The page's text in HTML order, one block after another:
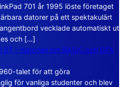
701 år 1995 löste företaget
datorer på ett spektakulärt
vecklade automatiskt ut
och […]
– historien om BASIC och GFA
talet för att göra
för vanliga studenter och blev